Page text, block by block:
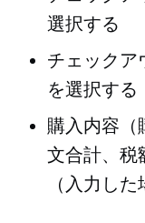
選択する
チェックア
を選択する
購入内容（
文合計、税
（入力した